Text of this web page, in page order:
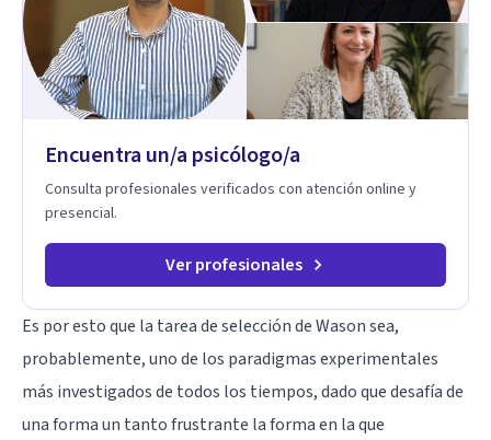
divulgador científico, acerca la psicología y las neurociencias
a la vida cotidiana mediante contenidos claros, rigurosos y
aplicables, con el propósito de impulsar un bienestar integral.
Encuentra un/a psicólogo/a
Consulta profesionales verificados con atención online y
presencial.
Ver profesionales
Es por esto que la tarea de selección de Wason sea,
probablemente, uno de los paradigmas experimentales
más investigados de todos los tiempos, dado que desafía de
una forma un tanto frustrante la forma en la que